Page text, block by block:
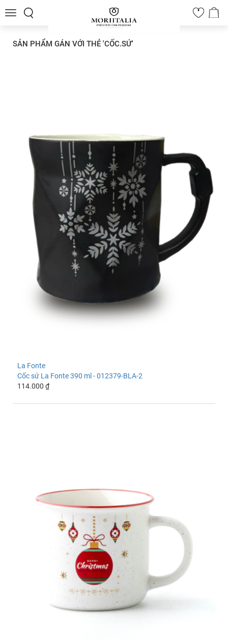
Toggle
0
SẢN PHẨM GÁN VỚI THẺ 'CỐC.SỨ'
La Fonte
Cốc sứ La Fonte 390 ml - 012379-BLA-2
114.000 ₫